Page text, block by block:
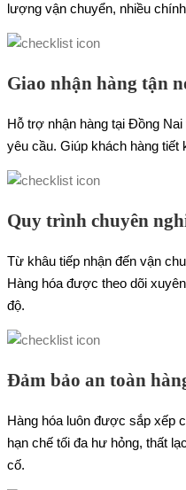
lượng vận chuyển, nhiều
Giao nhận hàng tận
Hỗ trợ nhận hàng tại Đồng
yêu cầu. Giúp khách hàng tiết
Quy trình chuyên
Từ khâu tiếp nhận đến vận
Hàng hóa được theo dõi
độ.
Đảm bảo an toàn
Hàng hóa luôn được sắp xếp
hạn chế tối đa hư hỏng, thất
cố.